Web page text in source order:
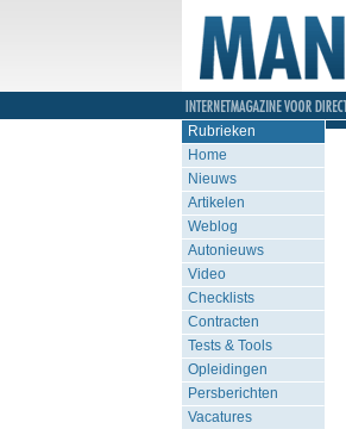
Rubrieken
Home
Nieuws
Artikelen
Weblog
Autonieuws
Video
Checklists
Contracten
Tests & Tools
Opleidingen
Persberichten
Vacatures